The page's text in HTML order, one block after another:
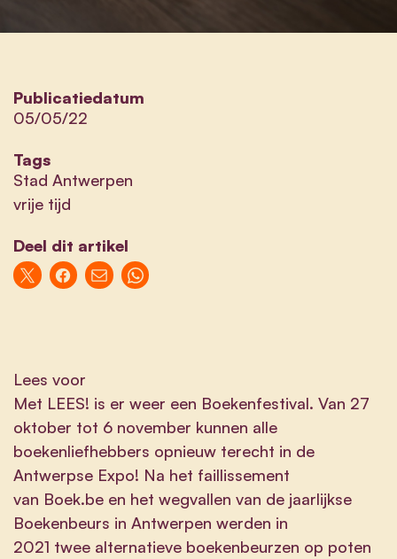
Publicatiedatum
05/05/22
Tags
Stad Antwerpen
vrije tijd
Deel dit artikel
Lees voor
Met LEES! is er weer een Boekenfestival. Van 27
oktober tot 6 november kunnen alle
boekenliefhebbers opnieuw terecht in de
Antwerpse Expo! Na het faillissement
van Boek.be en het wegvallen van de jaarlijkse
Boekenbeurs in Antwerpen werden in
2021 twee alternatieve boekenbeurzen op poten